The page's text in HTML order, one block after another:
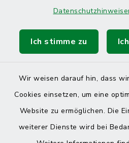
Ich stimme zu
Wir weisen darauf hin, dass
Cookies einsetzen, um eine
Website zu ermöglichen. Die
weiterer Dienste wird bei